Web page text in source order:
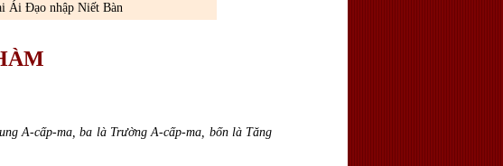
Ái Đạo nhập Niết Bàn
A-cấp-ma, ba là Trường A-cấp-ma, bốn là Tăng